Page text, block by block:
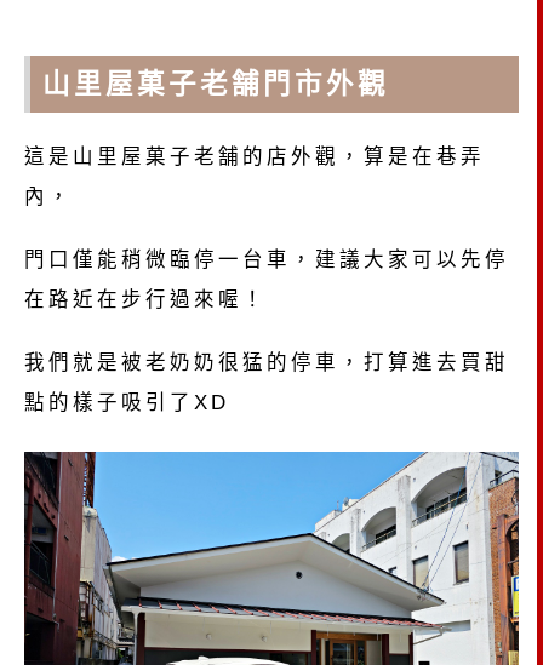
山里屋菓子老舗門市外觀
這是山里屋菓子老舗的店外觀，算是在巷弄
內，
門口僅能稍微臨停一台車，建議大家可以先停
在路近在步行過來喔！
我們就是被老奶奶很猛的停車，打算進去買甜
點的樣子吸引了XD